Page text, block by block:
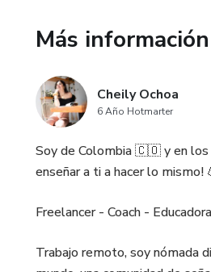
Más
Cheily Ochoa
6 Año Hotmarter
Soy de Colombia 🇨🇴 y en los
enseñar a ti a hacer lo mismo!
Freelancer - Coach -
Trabajo remoto, soy nómada